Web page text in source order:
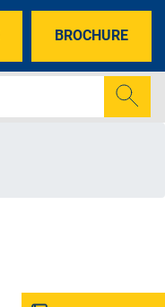
BROCHURE